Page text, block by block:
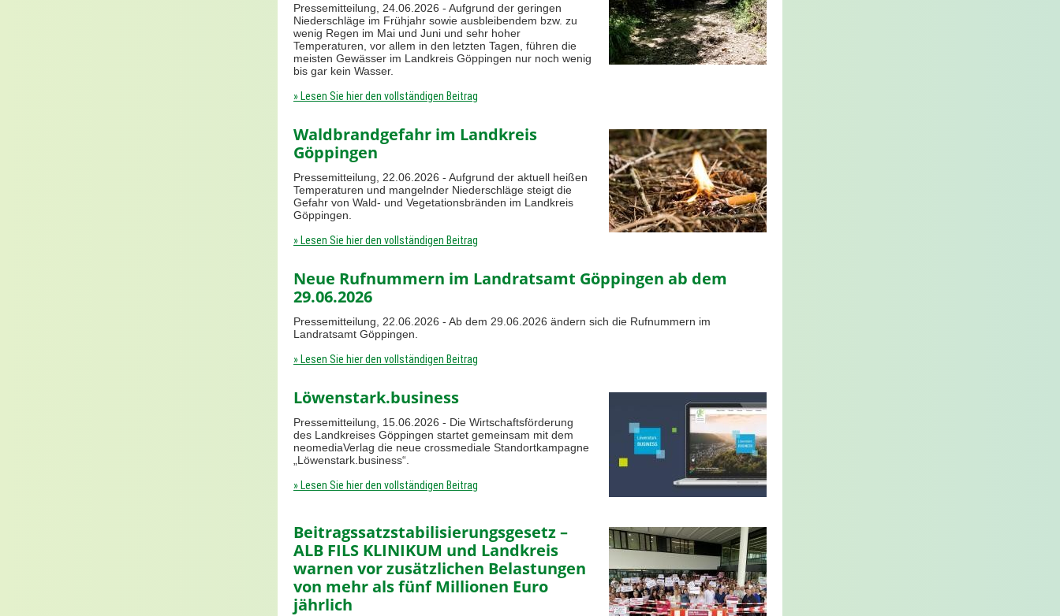
Pressemitteilung, 24.06.2026 - Aufgrund der geringen
Niederschläge im Frühjahr sowie ausbleibendem bzw. zu
wenig Regen im Mai und Juni und sehr hoher
Temperaturen, vor allem in den letzten Tagen, führen die
meisten Gewässer im Landkreis Göppingen nur noch wenig
bis gar kein Wasser.
» Lesen Sie hier den vollständigen Beitrag
Waldbrandgefahr im Landkreis
Göppingen
Pressemitteilung, 22.06.2026 - Aufgrund der aktuell heißen
Temperaturen und mangelnder Niederschläge steigt die
Gefahr von Wald- und Vegetationsbränden im Landkreis
Göppingen.
» Lesen Sie hier den vollständigen Beitrag
Neue Rufnummern im Landratsamt Göppingen ab dem
29.06.2026
Pressemitteilung, 22.06.2026 - Ab dem 29.06.2026 ändern sich die Rufnummern im
Landratsamt Göppingen.
» Lesen Sie hier den vollständigen Beitrag
Löwenstark.business
Pressemitteilung, 15.06.2026 - Die Wirtschaftsförderung
des Landkreises Göppingen startet gemeinsam mit dem
neomediaVerlag die neue crossmediale Standortkampagne
„Löwenstark.business“.
» Lesen Sie hier den vollständigen Beitrag
Beitragssatzstabilisierungsgesetz –
ALB FILS KLINIKUM und Landkreis
warnen vor zusätzlichen Belastungen
von mehr als fünf Millionen Euro
jährlich